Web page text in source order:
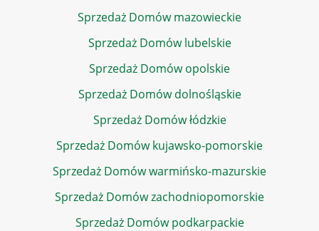
Sprzedaż Domów mazowieckie
Sprzedaż Domów lubelskie
Sprzedaż Domów opolskie
Sprzedaż Domów dolnośląskie
Sprzedaż Domów łódzkie
Sprzedaż Domów kujawsko-pomorskie
Sprzedaż Domów warmińsko-mazurskie
Sprzedaż Domów zachodniopomorskie
Sprzedaż Domów podkarpackie